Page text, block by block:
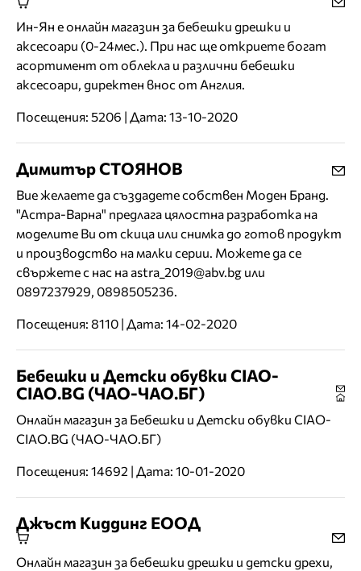
Ин-Ян е онлайн магазин за бебешки дрешки и
аксесоари (0-24мес.). При нас ще откриете богат
асортимент от облекла и различни бебешки
аксесоари, директен внос от Англия.
Посещения: 5206 | Дата: 13-10-2020
Димитър СТОЯНОВ
Вие желаете да създадете собствен Моден Бранд.
"Астра-Варна" предлага цялостна разработка на
моделите Ви от скица или снимка до готов продукт
и производство на малки серии. Можете да се
свържете с нас на astra_2019@abv.bg или
0897237929, 0898505236.
Посещения: 8110 | Дата: 14-02-2020
Бебешки и Детски обувки CIAO-
CIAO.BG (ЧАО-ЧАО.БГ)
Онлайн магазин за Бебешки и Детски обувки CIAO-
CIAO.BG (ЧАО-ЧАО.БГ)
Посещения: 14692 | Дата: 10-01-2020
Джъст Киддинг ЕООД
Онлайн магазин за бебешки дрешки и детски дрехи,